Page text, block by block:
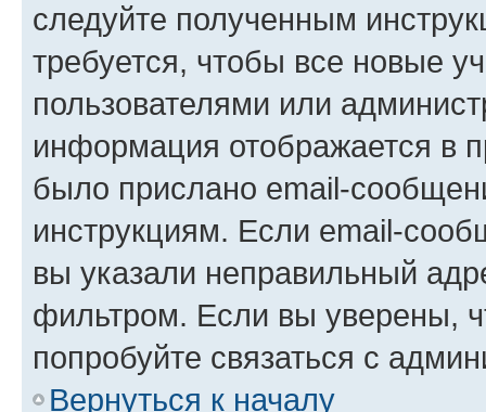
следуйте полученным
требуется, чтобы все новые
пользователями или
информация отображается в
было прислано email-
инструкциям. Если email-
вы указали неправильный
фильтром. Если вы уверены,
попробуйте связаться с
Вернуться к началу